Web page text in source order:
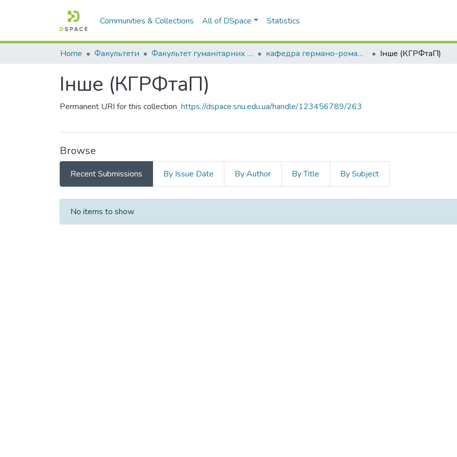
Communities & Collections All of DSpace Statistics
Home Факультети Факультет гуманітарних та соціальних наук кафедра германо-романської філології та перекладу Інше (КГРФтаП)
Інше (КГРФтаП)
Permanent URI for this collection https://dspace.snu.edu.ua/handle/123456789/263
Browse
Recent Submissions By Issue Date By Author By Title By Subject
Recent Submissions
No items to show